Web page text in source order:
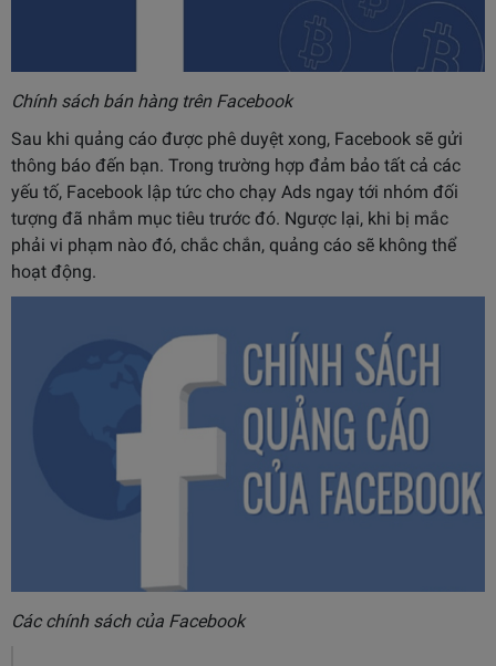
Chính sách bán hàng trên Facebook
Sau khi quảng cáo được phê duyệt xong, Facebook sẽ gửi
thông báo đến bạn. Trong trường hợp đảm bảo tất cả các
yếu tố, Facebook lập tức cho chạy Ads ngay tới nhóm đối
tượng đã nhắm mục tiêu trước đó. Ngược lại, khi bị mắc
phải vi phạm nào đó, chắc chắn, quảng cáo sẽ không thể
hoạt động.
Các chính sách của Facebook